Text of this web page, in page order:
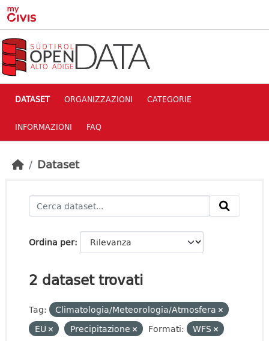
Skip to main content
DATASET ORGANIZZAZIONI CATEGORIE
INFORMAZIONI FAQ
Dataset
Ordina per
2 dataset trovati
Tag:
Climatologia/Meteorologia/Atmosfera
EU
Precipitazione Formati:
WFS